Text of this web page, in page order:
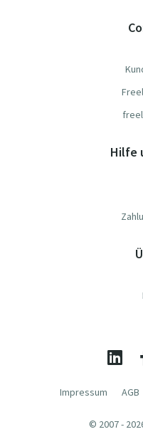
Hilfe
Impressum AGB
© 2007 -